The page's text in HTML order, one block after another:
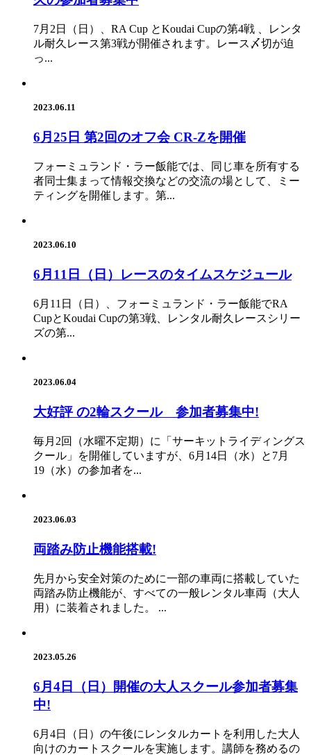
7月2日（日）、RA Cup とKoudai Cupの第4戦 、レンタ
ル耐久レース第3戦が開催されます。レース〆切が迫
っ...
2023.06.11
6月25日 第2回のオフ会 CR-Zを開催
フォーミュランド・ラー飯能では、同じ車を所有する
者同士集まって情報交換などの交流の場として、ミー
ティングを開催します。第...
2023.06.10
6月11日（日）レースのタイムスケジュール
6月11日（日）、フォーミュランド・ラー飯能でRA
CupとKoudai Cupの第3戦、レンタル耐久レースシリー
ズの第...
2023.06.04
大好評 の2輪スクール 参加者募集中!
毎月2回（水曜不定期）に「サーキットライディングス
クール」を開催していますが、6月14日（水）と7月
19（水）の参加者を...
2023.06.03
両踏み防止機能搭載!
先月から安全対策のために一部の車両に搭載していた
両踏み防止機能が、すべての一般レンタル車両（大人
用）に装着されました。 ...
2023.05.26
6月4日（日）開催の大人スクール参加者募集
中!
6月4日（日）の午後にレンタルカートを利用した大人
向けのカートスクールを実施します。講師を務めるの